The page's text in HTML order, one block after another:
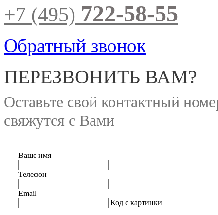
+7 (495) 722-58-55
Обратный звонок
ПЕРЕЗВОНИТЬ ВАМ?
Оставьте свой контактный
свяжутся с Вами
Ваше имя
Телефон
Email
Код с картинки